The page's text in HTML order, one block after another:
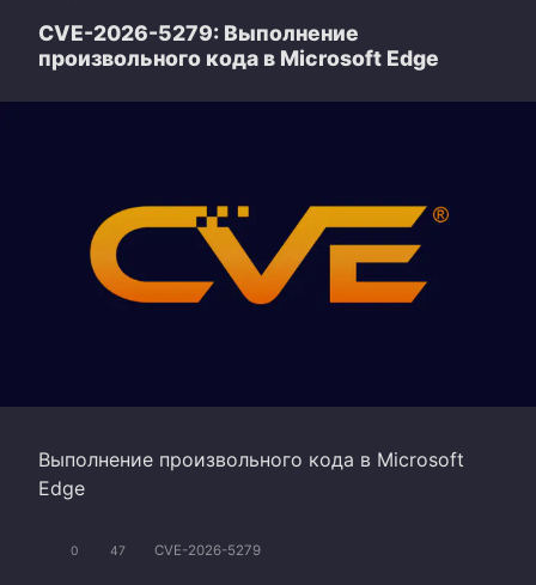
CVE-2026-5279: Выполнение
произвольного кода в Microsoft Edge
Выполнение произвольного кода в Microsoft
Edge
0 47 CVE-2026-5279